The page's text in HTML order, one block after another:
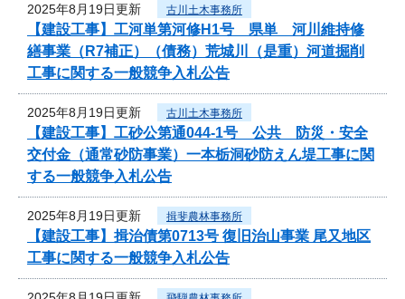
2025年8月19日更新 古川土木事務所
【建設工事】工河単第河修H1号 県単 河川維持修
繕事業（R7補正）（債務）荒城川（是重）河道掘削
工事に関する一般競争入札公告
2025年8月19日更新 古川土木事務所
【建設工事】工砂公第通044-1号 公共 防災・安全
交付金（通常砂防事業）一本栃洞砂防えん堤工事に関
する一般競争入札公告
2025年8月19日更新 揖斐農林事務所
【建設工事】揖治債第0713号 復旧治山事業 尾又地区
工事に関する一般競争入札公告